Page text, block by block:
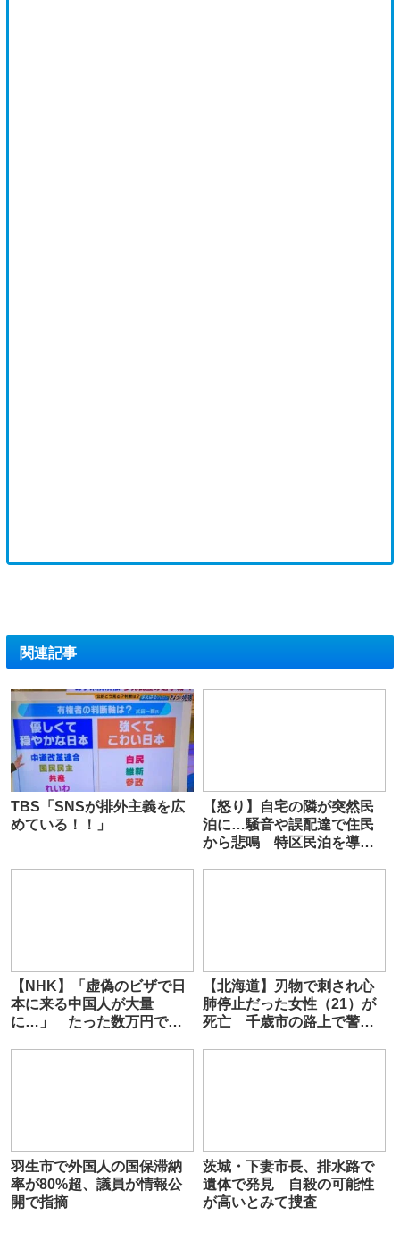
関連記事
TBS「SNSが排外主義を広
めている！！」
【怒り】自宅の隣が突然民
泊に…騒音や誤配達で住民
から悲鳴 特区民泊を導入
【NHK】「虚偽のビザで日
本に来る中国人が大量
に…」 たった数万円でビ
【北海道】刃物で刺され心
肺停止だった女性（21）が
死亡 千歳市の路上で警察
羽生市で外国人の国保滞納
率が80%超、議員が情報公
開で指摘
茨城・下妻市長、排水路で
遺体で発見 自殺の可能性
が高いとみて捜査